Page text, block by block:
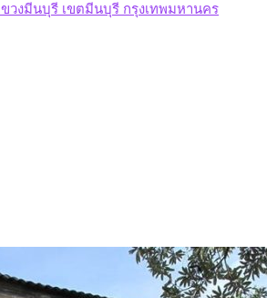
วงมีนบุรี เขตมีนบุรี กรุงเทพมหานคร